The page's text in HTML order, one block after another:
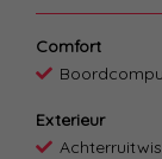
Comfort
Exterieur